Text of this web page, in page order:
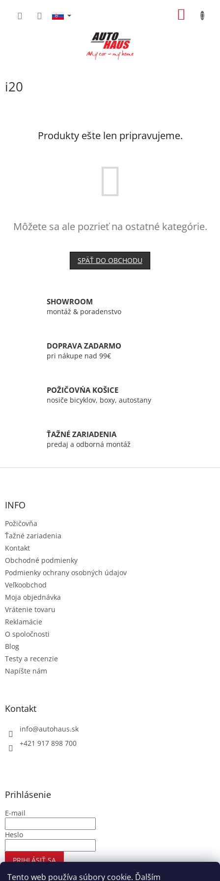
Tento web používa súbory cookie. Ďalším
i20
Produkty ešte len pripravujeme.
Môžete sa ale pozrieť na ostatné kategórie.
SPÄŤ DO OBCHODU
SHOWROOM
montáž & poradenstvo
DOPRAVA ZADARMO
pri nákupe nad 99€
POŽIČOVŃA KOŠICE
nosiče bicyklov, boxy, autostany
ŤAŽNÉ ZARIADENIA
predaj a odborná montáž
Z
INFO
Požičovňa
Ťažné zariadenia
Kontakt
Obchodné podmienky
Podmienky ochrany osobných údajov
Veľkoobchod
Moja objednávka
Vrátenie tovaru
Reklamácie
O spoločnosti
Blog
Testy a recenzie
Napíšte nám
Kontakt
info@autohaus.sk
+421 917 898 700
Prihlásenie
E-mail
Heslo
PRIHLÁSIŤ SA
Nová registrácia Zabudnuté heslo